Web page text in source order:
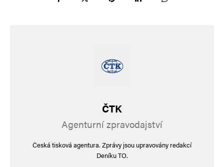
nemají ani co by se za nehet vešlo. Takové
ale zároveň né tak moc, abychon si nenahněvali
vládu a média… To víte, co kdyby…
ČTK
Agenturní zpravodajství
Česká tisková agentura. Zprávy jsou upravovány redakcí
Deníku TO.